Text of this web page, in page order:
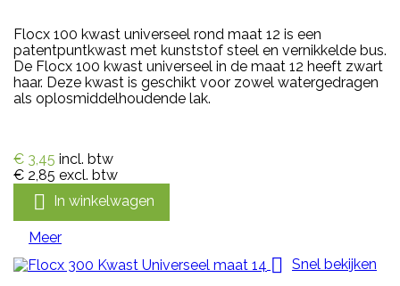
Flocx 100 kwast universeel rond maat 12 is een
patentpuntkwast met kunststof steel en vernikkelde bus.
De Flocx 100 kwast universeel in de maat 12 heeft zwart
haar. Deze kwast is geschikt voor zowel watergedragen
als oplosmiddelhoudende lak.
€ 3,45 incl. btw
€ 2,85 excl. btw
 In winkelwagen
Meer
 Snel bekijken